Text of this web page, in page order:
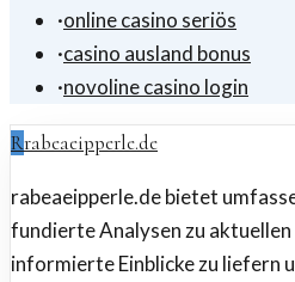
·online casino seriös
·casino ausland bonus
·novoline casino login
Rrabeaeipperle.de
rabeaeipperle.de bietet
fundierte Analysen zu
informierte Einblicke zu liefern